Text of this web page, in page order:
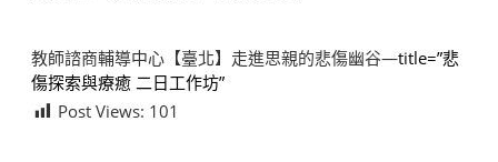
教師諮商輔導中心【臺北】走進思親的悲傷幽谷—title=”悲
傷探索與療癒 二日工作坊”
Post Views: 101